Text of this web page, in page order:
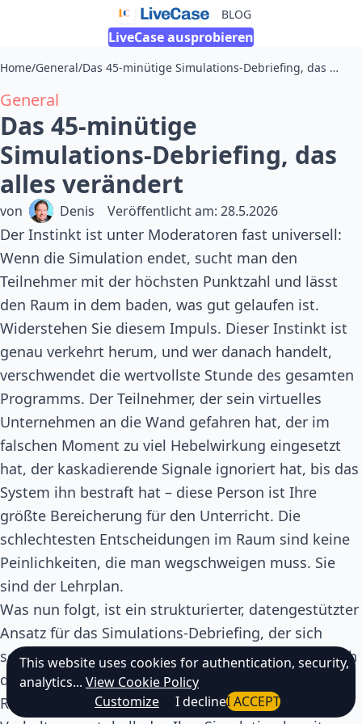
BLOG
LiveCase ausprobieren
Home/General/ Das 45-minütige Simulations-Debriefing, das alles verändert
General
Das 45-minütige
Simulations-Debriefing, das
alles verändert
von Denis Veröffentlicht am: 28.5.2026
Der Instinkt ist unter Moderatoren fast universell:
Wenn die Simulation endet, sucht man den
Teilnehmer mit der höchsten Punktzahl und lässt
den Raum in dem baden, was gut gelaufen ist.
Widerstehen Sie diesem Impuls. Dieser Instinkt ist
genau verkehrt herum, und wer danach handelt,
verschwendet die wertvollste Stunde des gesamten
Programms. Der Teilnehmer, der sein virtuelles
Unternehmen an die Wand gefahren hat, der im
falschen Moment zu viel Hebelwirkung eingesetzt
hat, der kaskadierende Signale ignoriert hat, bis das
System ihn bestraft hat – diese Person ist Ihre
größte Bereicherung für den Unterricht. Die
schlechtesten Entscheidungen im Raum sind keine
Peinlichkeiten, die man wegschweigen muss. Sie
sind der Lehrplan.
Was nun folgt, ist ein strukturierter, datengestützter
Ansatz für das Simulations-Debriefing, der sich
seine intellektuelle Architektur vom Unterricht nach
der Sokratischen Methode leiht und diese mit
Raketentreibstoff betreibt: dem rohen
This website uses cookies for authentication, security,
analytics... View Cookie Policy
Customize
I declineI ACCEPT